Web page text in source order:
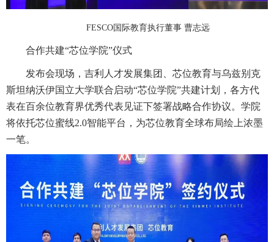
FESCO国际教育执行董事 曹志远
合作共建“芯位学院”仪式
发布会现场，吉利人才发展集团、芯位教育与乌兹别克
斯坦纳沃伊国立大学联合启动“芯位学院”共建计划，各方代
表在百余位教育界优秀代表见证下签署战略合作协议。学院
将依托芯位蜜线2.0智能平台，为芯位教育全球布局绘上浓墨
一笔。